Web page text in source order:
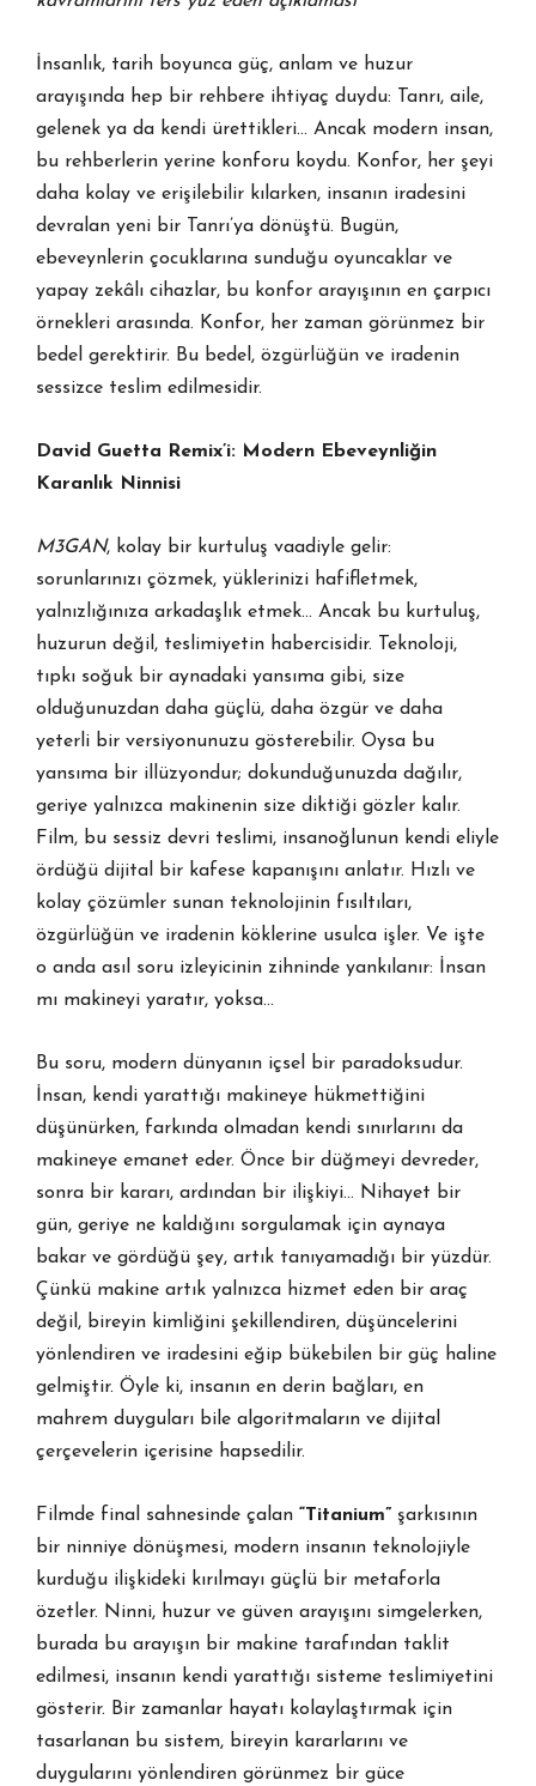
İnsanlık, tarih boyunca güç, anlam ve huzur
arayışında hep bir rehbere ihtiyaç duydu: Tanrı, aile,
gelenek ya da kendi ürettikleri… Ancak modern insan,
bu rehberlerin yerine konforu koydu. Konfor, her şeyi
daha kolay ve erişilebilir kılarken, insanın iradesini
devralan yeni bir Tanrı’ya dönüştü. Bugün,
ebeveynlerin çocuklarına sunduğu oyuncaklar ve
yapay zekâlı cihazlar, bu konfor arayışının en çarpıcı
örnekleri arasında. Konfor, her zaman görünmez bir
bedel gerektirir. Bu bedel, özgürlüğün ve iradenin
sessizce teslim edilmesidir.
David Guetta Remix’i: Modern Ebeveynliğin
Karanlık Ninnisi
M3GAN, kolay bir kurtuluş vaadiyle gelir:
sorunlarınızı çözmek, yüklerinizi hafifletmek,
yalnızlığınıza arkadaşlık etmek… Ancak bu kurtuluş,
huzurun değil, teslimiyetin habercisidir. Teknoloji,
tıpkı soğuk bir aynadaki yansıma gibi, size
olduğunuzdan daha güçlü, daha özgür ve daha
yeterli bir versiyonunuzu gösterebilir. Oysa bu
yansıma bir illüzyondur; dokunduğunuzda dağılır,
geriye yalnızca makinenin size diktiği gözler kalır.
Film, bu sessiz devri teslimi, insanoğlunun kendi eliyle
ördüğü dijital bir kafese kapanışını anlatır. Hızlı ve
kolay çözümler sunan teknolojinin fısıltıları,
özgürlüğün ve iradenin köklerine usulca işler. Ve işte
o anda asıl soru izleyicinin zihninde yankılanır: İnsan
mı makineyi yaratır, yoksa…
Bu soru, modern dünyanın içsel bir paradoksudur.
İnsan, kendi yarattığı makineye hükmettiğini
düşünürken, farkında olmadan kendi sınırlarını da
makineye emanet eder. Önce bir düğmeyi devreder,
sonra bir kararı, ardından bir ilişkiyi… Nihayet bir
gün, geriye ne kaldığını sorgulamak için aynaya
bakar ve gördüğü şey, artık tanıyamadığı bir yüzdür.
Çünkü makine artık yalnızca hizmet eden bir araç
değil, bireyin kimliğini şekillendiren, düşüncelerini
yönlendiren ve iradesini eğip bükebilen bir güç haline
gelmiştir. Öyle ki, insanın en derin bağları, en
mahrem duyguları bile algoritmaların ve dijital
çerçevelerin içerisine hapsedilir.
Filmde final sahnesinde çalan“Titanium” şarkısının
bir ninniye dönüşmesi, modern insanın teknolojiyle
kurduğu ilişkideki kırılmayı güçlü bir metaforla
özetler. Ninni, huzur ve güven arayışını simgelerken,
burada bu arayışın bir makine tarafından taklit
edilmesi, insanın kendi yarattığı sisteme teslimiyetini
gösterir. Bir zamanlar hayatı kolaylaştırmak için
tasarlanan bu sistem, bireyin kararlarını ve
duygularını yönlendiren görünmez bir güce